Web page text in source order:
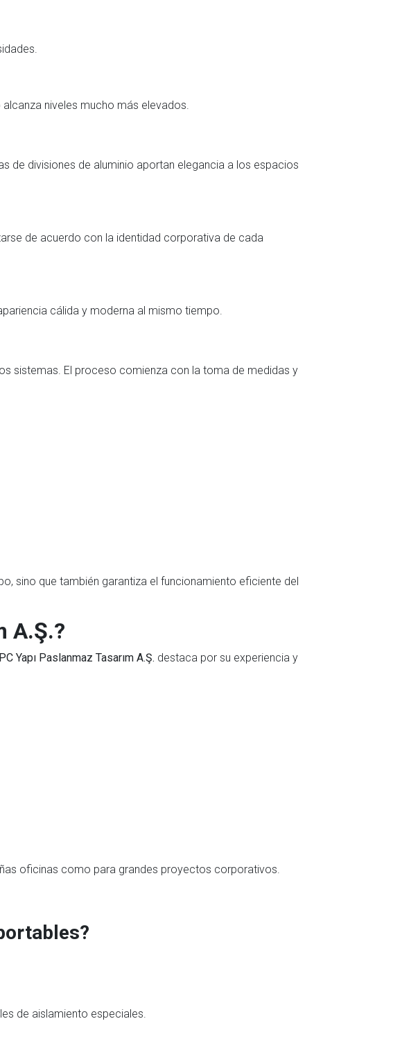
niveles mucho más elevados.
de divisiones de aluminio aportan elegancia a los espacios
de acuerdo con la identidad corporativa de cada
cálida y moderna al mismo tiempo.
sistemas. El proceso comienza con la toma de medidas y
sino que también garantiza el funcionamiento eficiente del
A.Ş.?
Yapı Paslanmaz Tasarım A.Ş. destaca por su experiencia y
oficinas como para grandes proyectos corporativos.
de aislamiento especiales.